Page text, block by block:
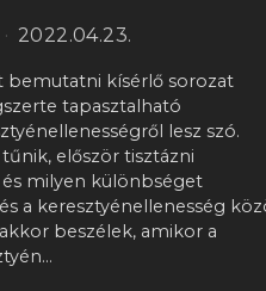
2022.04.23.
bemutatni kísérlő sorozat
tapasztalható
lesz szó.
először tisztázni
milyen különbséget
a keresztyénellenesség
beszélek, amikor a